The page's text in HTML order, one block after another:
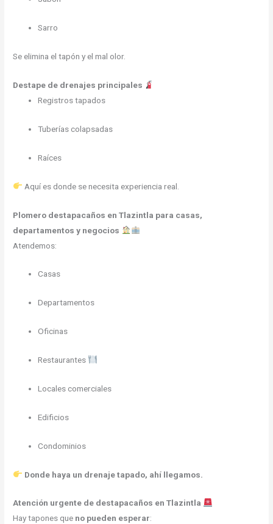
Sarro
Se elimina el tapón y el mal olor.
Destape de drenajes principales
Registros tapados
Tuberías colapsadas
Raíces
Aquí es donde se necesita experiencia real.
Plomero destapacaños en Tlazintla para casas,
departamentos y negocios
Atendemos:
Casas
Departamentos
Oficinas
Restaurantes
Locales comerciales
Edificios
Condominios
Donde haya un drenaje tapado, ahí llegamos.
Atención urgente de destapacaños en Tlazintla
Hay tapones que no pueden esperar: